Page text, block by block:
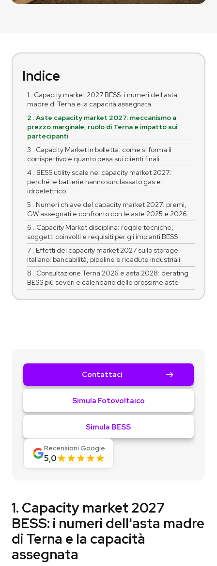
Indice
1 . Capacity market 2027 BESS: i numeri dell'asta
madre di Terna e la capacità assegnata
2 . Aste capacity market 2027: meccanismo a
prezzo marginale, ruolo di Terna e impatto sui
partecipanti
3 . Capacity Market in bolletta: come si forma il
corrispettivo e quanto pesa sui clienti finali
4 . BESS utility scale nel capacity market 2027:
perché le batterie hanno surclassato gas e
idroelettrico
5 . Numeri chiave del capacity market 2027: premi,
GW assegnati e confronto con le aste 2025 e 2026
6 . Capacity Market disciplina: regole tecniche,
soggetti coinvolti e requisiti per gli impianti BESS
7 . Effetti del capacity market 2027 sullo storage
italiano: bancabilità, pipeline e ricadute industriali
8 . Consultazione Terna 2026 e asta 2028: derating
BESS più severi e calendario delle prossime aste
Contattaci
Simula Fotovoltaico
Simula BESS
Recensioni Google
5,0
1. Capacity market 2027
BESS: i numeri dell'asta madre
di Terna e la capacità
assegnata